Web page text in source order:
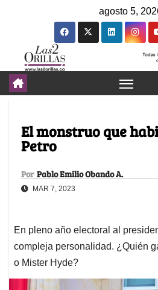
agosto 5,
El monstruo que
Petro
Por Pablo Emilio Obando A.
MAR 7, 2023
En pleno año electoral al
compleja personalidad. ¿Quién
o Mister Hyde?